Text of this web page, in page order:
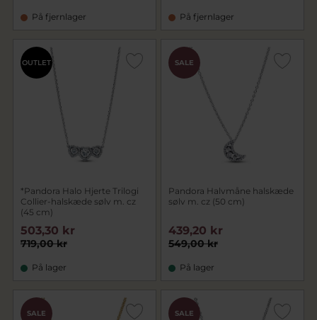
På fjernlager På fjernlager
OUTLET
*Pandora Halo Hjerte Trilogi
Collier-halskæde sølv m. cz
(45 cm)
719,00 kr
503,30 kr
På lager
SALE
Pandora Halvmåne halskæde
sølv m. cz (50 cm)
549,00 kr
439,20 kr
På lager
SALE SALE